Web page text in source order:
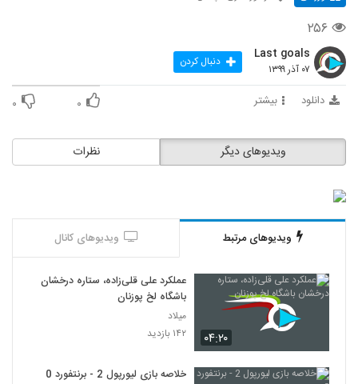
۲۵۶
Last goals
۰۷ آذر ۱۳۹۹ دنبال کردن
دانلود بیشتر ۰ ۰
نظرات ویدیوهای دیگر
ویدیوهای مرتبط ویدیوهای کانال
۰۴:۲۰
عملکرد علی قلی‌زاده، ستاره درخشان
باشگاه لخ پوزنان
میلاد
۱۴۲ بازدید
خلاصه بازی لیورپول 2 - برنتفورد 0